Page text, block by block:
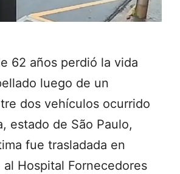
62 años perdió la vida
luego de un
dos vehículos ocurrido
estado de São Paulo,
fue trasladada en
al Hospital Fornecedores